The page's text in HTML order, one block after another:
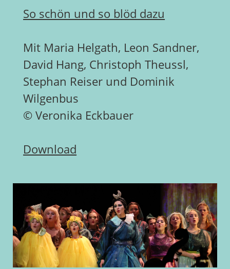
So schön und so blöd dazu
Mit Maria Helgath, Leon Sandner,
David Hang, Christoph Theussl,
Stephan Reiser und Dominik
Wilgenbus
© Veronika Eckbauer
Download